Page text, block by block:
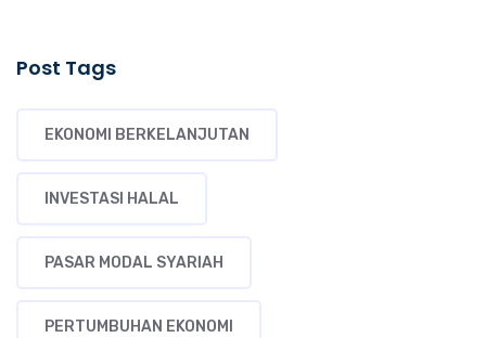
Post Tags
EKONOMI BERKELANJUTAN
INVESTASI HALAL
PASAR MODAL SYARIAH
PERTUMBUHAN EKONOMI